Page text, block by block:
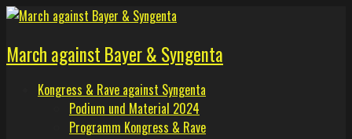
Skip
content
March against Bayer & Syngenta
Kongress & Rave against Syngenta
Podium und Material 2024
Programm Kongress & Rave